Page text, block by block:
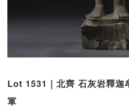
Lot 1531｜北齊 石灰岩釋迦
軍